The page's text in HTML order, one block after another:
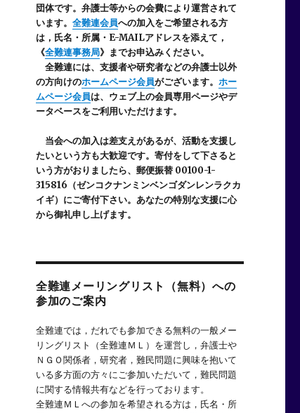
団体です。弁護士等からの会費により運営されて
います。 全難連会員への加入をご希望される方
は，氏名・所属・E-MAILアドレスを添えて，
《全難連事務局》までお申込みください。
全難連には、支援者や研究者などの弁護士以外
の方向けのホームページ会員がございます。 ホー
ムページ会員は、ウェブ上の会員専用ページやデ
ータベースをご利用いただけます。
当会への加入は差支えがあるが、活動を支援し
たいという方も大歓迎です。寄付をして下さると
いう方がおりましたら、郵便振替 00100-1-
315816（ゼンコクナンミンベンゴダンレンラクカ
イギ）にご寄付下さい。あなたの特別な支援に心
から御礼申し上げます。
全難連メーリングリスト（無料）への
参加のご案内
全難連では，だれでも参加できる無料の一般メー
リングリスト（全難連ＭＬ）を運営し，弁護士や
ＮＧＯ関係者，研究者，難民問題に興味を抱いて
いる多方面の方々にご参加いただいて，難民問題
に関する情報共有などを行っております。
全難連ＭＬへの参加を希望される方は，氏名・所